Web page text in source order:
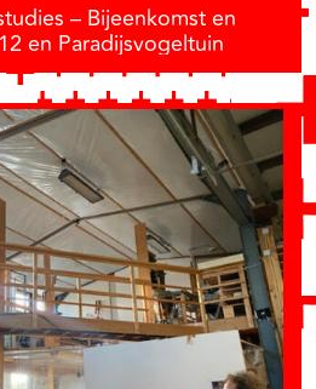
– Bijeenkomst en
en Paradijsvogeltuin